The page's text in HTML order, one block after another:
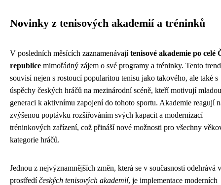
Novinky z tenisových akademií a tréninků
V posledních měsících zaznamenávajítenisové akademie po celé
republice mimořádný zájem o své programy a tréninky. Tento trend
souvisí nejen s rostoucí popularitou tenisu jako takového, ale také s
úspěchy českých hráčů na mezinárodní scéně, kteří motivují mladou
generaci k aktivnímu zapojení do tohoto sportu. Akademie reagují
zvýšenou poptávku rozšiřováním svých kapacit a modernizací
tréninkových zařízení, což přináší nové možnosti pro všechny
kategorie hráčů.
Jednou z nejvýznamnějších změn, která se v současnosti odehrává v
prostředíčeských tenisových akademií, je implementace moderních